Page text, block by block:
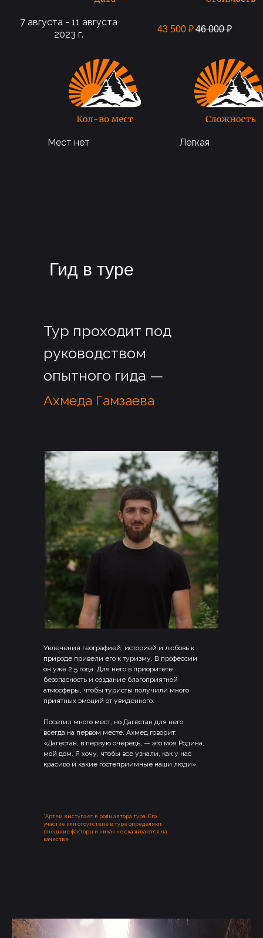
7 августа - 11 августа
2023 г.
43 500 ₽46 000 ₽
Мест нет Легкая
Гид в туре
*Артем выступает в роли автора тура. Его
участие или отсутствие в туре определяют
внешние факторы и никак не сказываются на
качестве.
Ахмеда Гамзаева
Увлечения географией, историей и любовь к
природе привели его к туризму. В профессии
он уже 2,5 года. Для него в приоритете
безопасность и создание благоприятной
атмосферы, чтобы туристы получили много
приятных эмоций от увиденного.
Посетил много мест, но Дагестан для него
всегда на первом месте. Ахмед говорит:
«Дагестан, в первую очередь, — это моя Родина,
мой дом. Я хочу, чтобы все узнали, как у нас
красиво и какие гостеприимные наши люди».
Тур проходит под
руководством
опытного гида —